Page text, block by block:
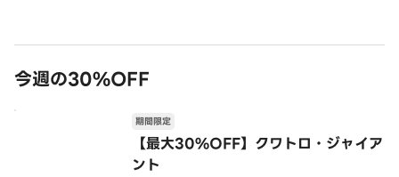
今週の30%OFF
【最大30%OFF】クワトロ・ジャイア
ント
期間限定